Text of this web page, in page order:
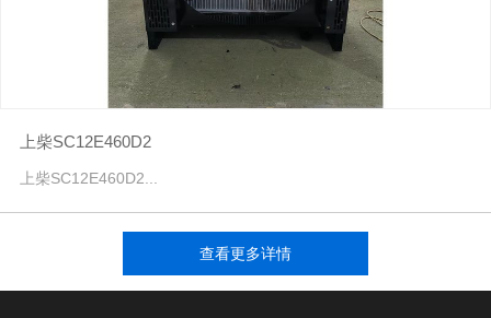
上柴SC12E460D2
上柴SC12E460D2...
查看更多详情